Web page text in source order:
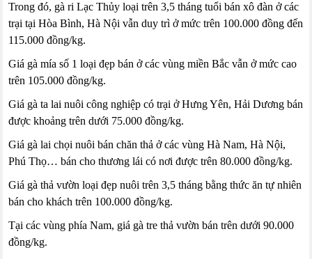
Trong đó, gà ri Lạc Thủy loại trên 3,5 tháng tuổi bán xô đàn ở các
trại tại Hòa Bình, Hà Nội vẫn duy trì ở mức trên 100.000 đồng đến
115.000 đồng/kg.
Giá gà mía số 1 loại đẹp bán ở các vùng miền Bắc vẫn ở mức cao
trên 105.000 đồng/kg.
Giá gà ta lai nuôi công nghiệp có trại ở Hưng Yên, Hải Dương bán
được khoảng trên dưới 75.000 đồng/kg.
Giá gà lai chọi nuôi bán chăn thả ở các vùng Hà Nam, Hà Nội,
Phú Thọ… bán cho thương lái có nơi được trên 80.000 đồng/kg.
Giá gà thả vườn loại đẹp nuôi trên 3,5 tháng bằng thức ăn tự nhiên
bán cho khách trên 100.000 đồng/kg.
Tại các vùng phía Nam, giá gà tre thả vườn bán trên dưới 90.000
đồng/kg.